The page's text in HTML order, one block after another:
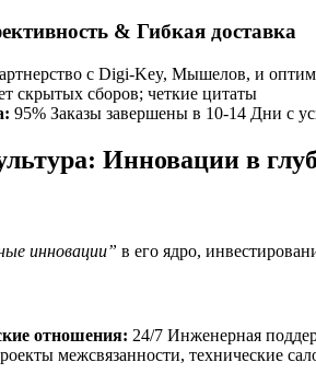
& Гибкая доставка
с Digi-Key, Мышелов, и
скрытых сборов; четкие цитаты
95% Заказы завершены в 10-14 Дни с
Инновации в
инновации” в его ядро,
отношения: 24/7 Инженерная
межсвязанности, технические